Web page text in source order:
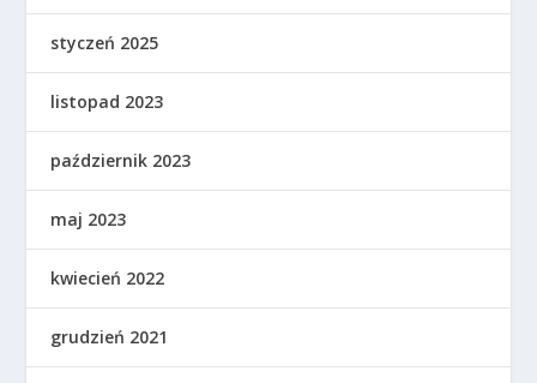
styczeń 2025
listopad 2023
październik 2023
maj 2023
kwiecień 2022
grudzień 2021